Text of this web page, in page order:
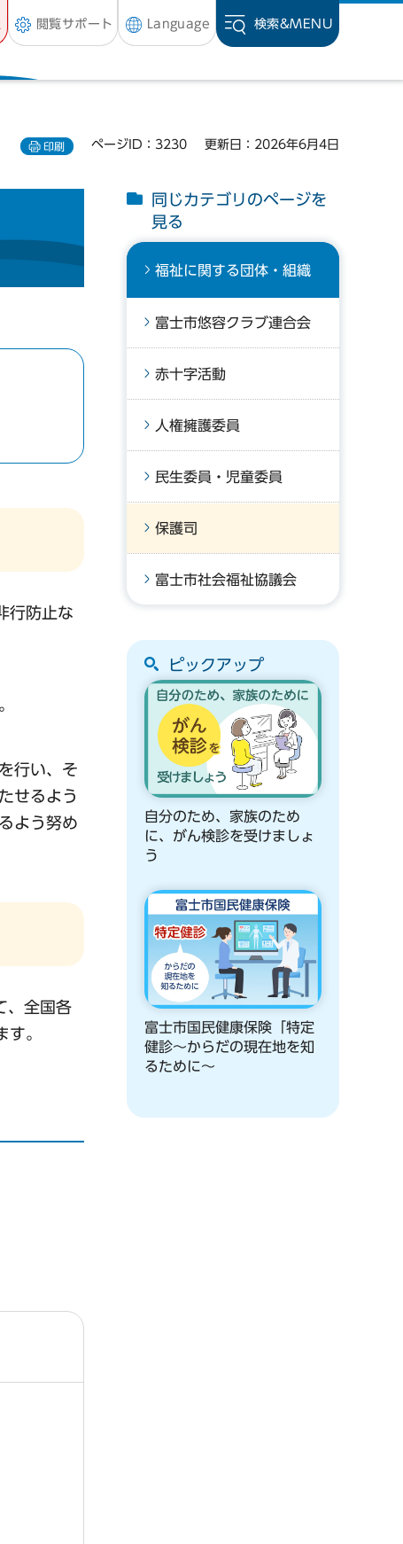
閲覧サポート Language 検索&MENU
印刷 ページID：3230 更新日：2026年6月4日
行防止な
行い、そ
せるよう
よう努め
、全国各
。
同じカテゴリのページを
見る
福祉に関する団体・組織
富士市悠容クラブ連合会
赤十字活動
人権擁護委員
民生委員・児童委員
保護司
富士市社会福祉協議会
ピックアップ
自分のため、家族のため
に、がん検診を受けましょ
う
富士市国民健康保険「特定
健診～からだの現在地を知
るために～